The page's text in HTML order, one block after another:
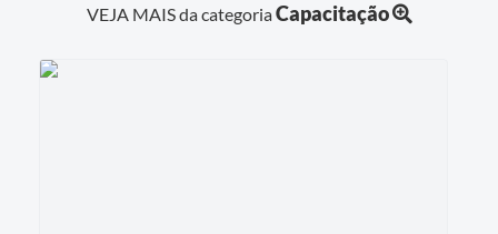
VEJA MAIS da categoriaCapacitação